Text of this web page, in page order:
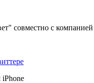
совместно с компанией